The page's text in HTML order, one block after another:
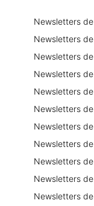
Newslettersde
Newslettersde
Newslettersde
Newslettersde
Newslettersde
Newslettersde
Newslettersde
Newslettersde
Newslettersde
Newslettersde
Newslettersde